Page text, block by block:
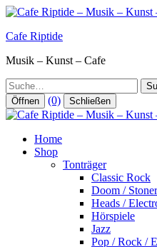
Zum
springen
Cafe Riptide
Musik – Kunst – Cafe
Suche
Öffnen (0) Schließen
Home
Shop
Tonträger
Classic Rock
Doom /
Heads /
Hörspiele
Jazz
Pop / Rock /